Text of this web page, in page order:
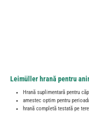
Leimüller hrană pentru
Hrană suplimentară pentru
amestec optim pentru
hrană completă testată pe